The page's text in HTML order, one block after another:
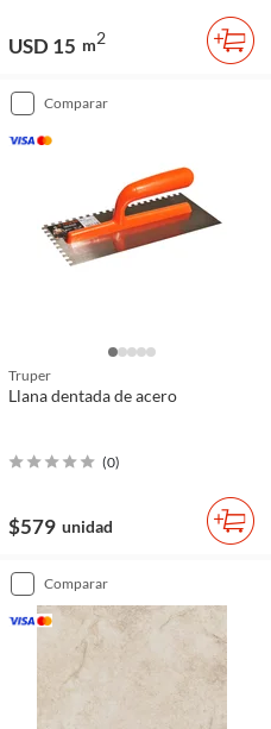
USD 15 m2
comparar
Truper
Llana dentada de acero
(0)
$579 unidad
comparar